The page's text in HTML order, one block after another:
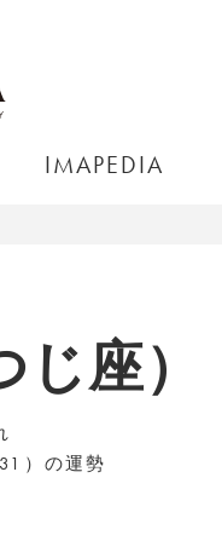
IMAPEDIA
座）
）の運勢